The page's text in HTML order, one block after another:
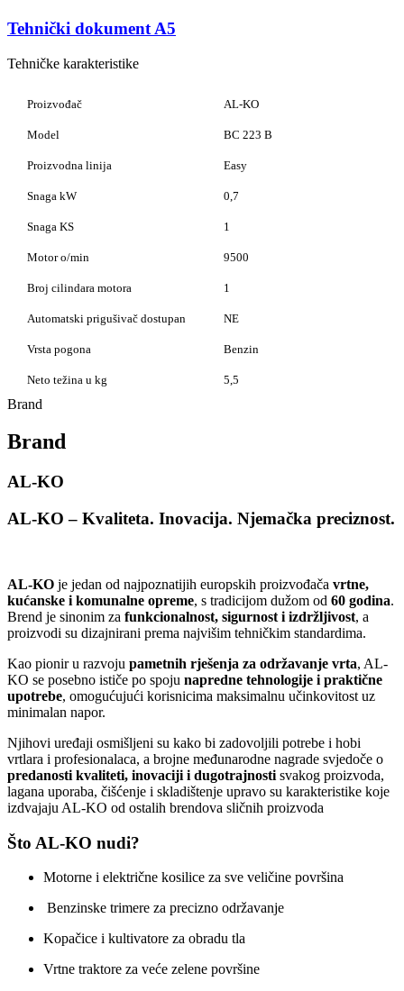
Tehnički dokument A5
Tehničke karakteristike
Proizvođač AL-KO
Model BC 223 B
Proizvodna linija Easy
Snaga kW 0,7
Snaga KS 1
Motor o/min 9500
Broj cilindara motora 1
Automatski prigušivač dostupan NE
Vrsta pogona Benzin
Neto težina u kg 5,5
Brand
Brand
AL-KO
AL-KO – Kvaliteta. Inovacija. Njemačka preciznost.
AL-KO je jedan od najpoznatijih europskih proizvođača vrtne,
kućanske i komunalne opreme, s tradicijom dužom od 60 godina.
Brend je sinonim za funkcionalnost, sigurnost i izdržljivost, a
proizvodi su dizajnirani prema najvišim tehničkim standardima.
Kao pionir u razvoju pametnih rješenja za održavanje vrta, AL-
KO se posebno ističe po spoju napredne tehnologije i praktične
upotrebe, omogućujući korisnicima maksimalnu učinkovitost uz
minimalan napor.
Njihovi uređaji osmišljeni su kako bi zadovoljili potrebe i hobi
vrtlara i profesionalaca, a brojne međunarodne nagrade svjedoče o
predanosti kvaliteti, inovaciji i dugotrajnosti svakog proizvoda,
lagana uporaba, čišćenje i skladištenje upravo su karakteristike koje
izdvajaju AL-KO od ostalih brendova sličnih proizvoda
Što AL-KO nudi?
Motorne i električne kosilice za sve veličine površina
Benzinske trimere za precizno održavanje
Kopačice i kultivatore za obradu tla
Vrtne traktore za veće zelene površine